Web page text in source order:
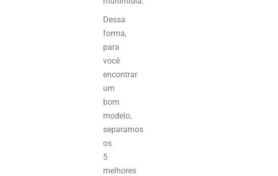
Dessa
forma,
para
você
encontrar
um
bom
modelo,
separamos
os
5
melhores